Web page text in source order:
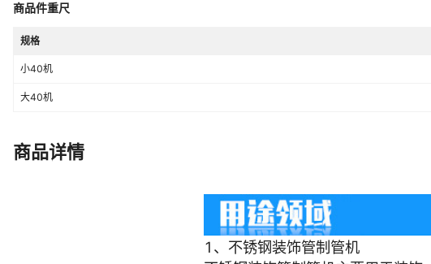
商品件重尺
规格
小40机
大40机
商品详情